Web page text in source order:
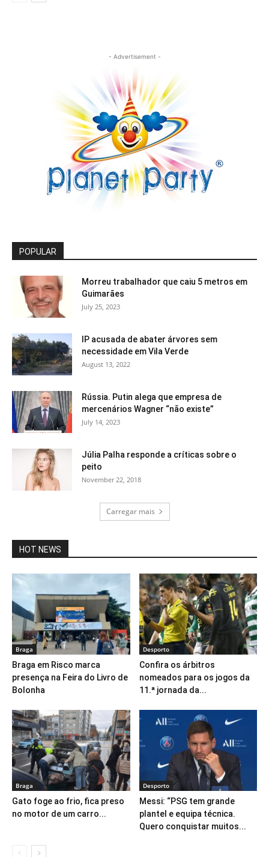
- Advertisement -
POPULAR
Morreu trabalhador que caiu 5 metros em
Guimarães
July 25, 2023
IP acusada de abater árvores sem
necessidade em Vila Verde
August 13, 2022
Rússia. Putin alega que empresa de
mercenários Wagner “não existe”
July 14, 2023
Júlia Palha responde a críticas sobre o
peito
November 22, 2018
Carregar mais
HOT NEWS
Braga
Braga em Risco marca
presença na Feira do Livro de
Bolonha
Desporto
Confira os árbitros
nomeados para os jogos da
11.ª jornada da...
Braga
Gato foge ao frio, fica preso
no motor de um carro...
Desporto
Messi: “PSG tem grande
plantel e equipa técnica.
Quero conquistar muitos...